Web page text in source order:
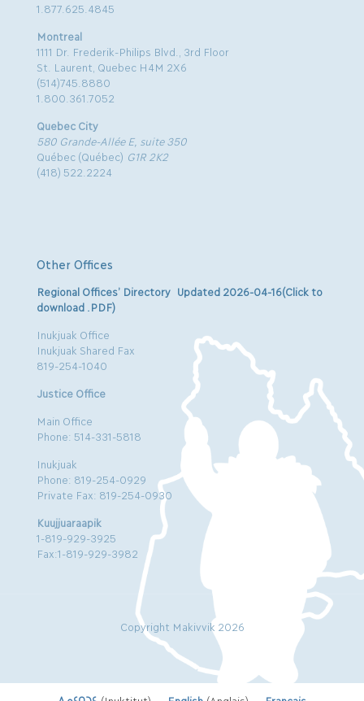
1.877.625.4845
Montreal
1111 Dr. Frederik-Philips Blvd., 3rd Floor
St. Laurent, Quebec H4M 2X6
(514)745.8880
1.800.361.7052
Quebec City
580 Grande-Allée E, suite 350
Québec (Québec) G1R 2K2
(418) 522.2224
Other Offices
Regional Offices’ Directory Updated 2026-04-16(Click to
download .PDF)
Inukjuak Office
Inukjuak Shared Fax
819-254-1040
Justice Office
Main Office
Phone: 514-331-5818
Inukjuak
Phone: 819-254-0929
Private Fax: 819-254-0930
Kuujjuaraapik
1-819-929-3925
Fax:1-819-929-3982
Copyright Makivvik 2026